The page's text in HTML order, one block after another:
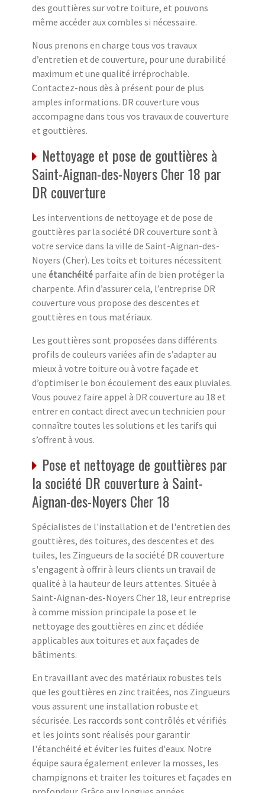
des gouttières sur votre toiture, et pouvons
même accéder aux combles si nécessaire.
Nous prenons en charge tous vos travaux
d’entretien et de couverture, pour une durabilité
maximum et une qualité irréprochable.
Contactez-nous dès à présent pour de plus
amples informations. DR couverture vous
accompagne dans tous vos travaux de couverture
et gouttières.
Nettoyage et pose de gouttières à
Saint-Aignan-des-Noyers Cher 18 par
DR couverture
Les interventions de nettoyage et de pose de
gouttières par la société DR couverture sont à
votre service dans la ville de Saint-Aignan-des-
Noyers (Cher). Les toits et toitures nécessitent
une étanchéité parfaite afin de bien protéger la
charpente. Afin d’assurer cela, l’entreprise DR
couverture vous propose des descentes et
gouttières en tous matériaux.
Les gouttières sont proposées dans différents
profils de couleurs variées afin de s’adapter au
mieux à votre toiture ou à votre façade et
d’optimiser le bon écoulement des eaux pluviales.
Vous pouvez faire appel à DR couverture au 18 et
entrer en contact direct avec un technicien pour
connaître toutes les solutions et les tarifs qui
s’offrent à vous.
Pose et nettoyage de gouttières par
la société DR couverture à Saint-
Aignan-des-Noyers Cher 18
Spécialistes de l'installation et de l'entretien des
gouttières, des toitures, des descentes et des
tuiles, les Zingueurs de la société DR couverture
s'engagent à offrir à leurs clients un travail de
qualité à la hauteur de leurs attentes. Située à
Saint-Aignan-des-Noyers Cher 18, leur entreprise
à comme mission principale la pose et le
nettoyage des gouttières en zinc et dédiée
applicables aux toitures et aux façades de
bâtiments.
En travaillant avec des matériaux robustes tels
que les gouttières en zinc traitées, nos Zingueurs
vous assurent une installation robuste et
sécurisée. Les raccords sont contrôlés et vérifiés
et les joints sont réalisés pour garantir
l'étanchéité et éviter les fuites d'eaux. Notre
équipe saura également enlever la mosses, les
champignons et traiter les toitures et façades en